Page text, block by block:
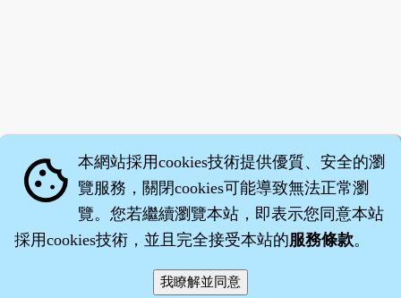
‧沈藥子©2008～2026
cookie 本網站採用cookies技術提供優質、安全的瀏
覽服務，關閉cookies可能導致無法正常瀏
覽。您若繼續瀏覽本站，即表示您同意本站
採用cookies技術，並且完全接受本站的服務條款。